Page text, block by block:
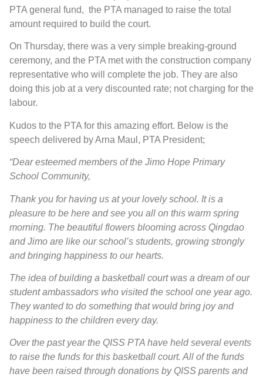
PTA general fund, the PTA managed to raise the total
amount required to build the court.
On Thursday, there was a very simple breaking-ground
ceremony, and the PTA met with the construction company
representative who will complete the job. They are also
doing this job at a very discounted rate; not charging for the
labour.
Kudos to the PTA for this amazing effort. Below is the
speech delivered by Arna Maul, PTA President;
“Dear esteemed members of the Jimo Hope Primary
School Community,
Thank you for having us at your lovely school. It is a
pleasure to be here and see you all on this warm spring
morning. The beautiful flowers blooming across Qingdao
and Jimo are like our school’s students, growing strongly
and bringing happiness to our hearts.
The idea of building a basketball court was a dream of our
student ambassadors who visited the school one year ago.
They wanted to do something that would bring joy and
happiness to the children every day.
Over the past year the QISS PTA have held several events
to raise the funds for this basketball court. All of the funds
have been raised through donations by QISS parents and